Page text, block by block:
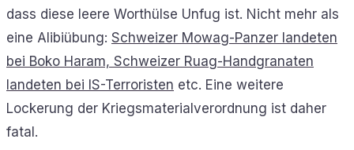
dass diese leere Worthülse Unfug ist. Nicht mehr als
eine Alibiübung: Schweizer Mowag-Panzer landeten
bei Boko Haram, Schweizer Ruag-Handgranaten
landeten bei IS-Terroristen etc. Eine weitere
Lockerung der Kriegsmaterialverordnung ist daher
fatal.